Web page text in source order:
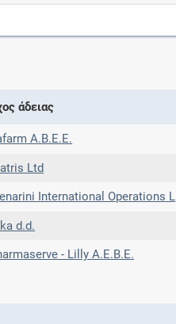
άδειας
Α.Β.Ε.Ε.
Ltd
International Operations Luxembourg S.A.
d.d.
- Lilly Α.Ε.Β.Ε.